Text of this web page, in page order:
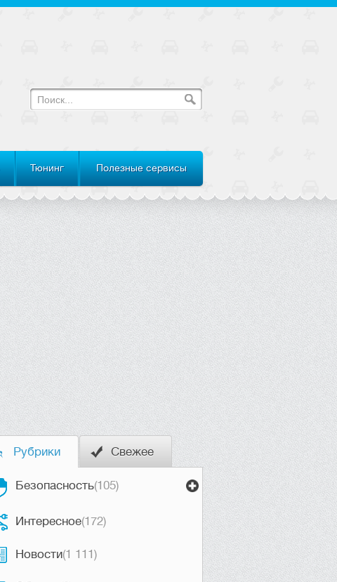
Тюнинг Полезные сервисы
Рубрики Свежее
Безопасность(105)
Интересное(172)
Новости(1 111)